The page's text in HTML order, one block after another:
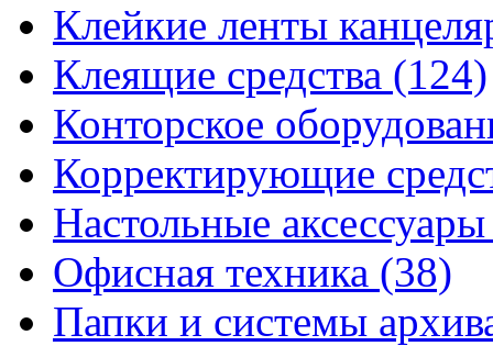
Клейкие ленты
Клеящие средства (124)
Конторское
Корректирующие
Настольные
Офисная техника (38)
Папки и системы